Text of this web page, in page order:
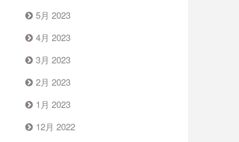
5月 2023
4月 2023
3月 2023
2月 2023
1月 2023
12月 2022